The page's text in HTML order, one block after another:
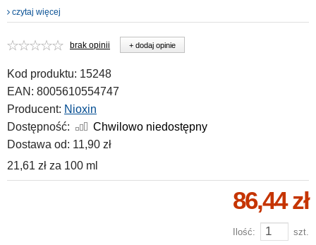
czytaj więcej
brak opinii + dodaj opinie
Kod produktu: 15248
EAN: 8005610554747
Producent: Nioxin
Dostępność:
Chwilowo niedostępny
Dostawa od: 11,90 zł
21,61 zł za 100 ml
86,44 zł
Ilość: szt.